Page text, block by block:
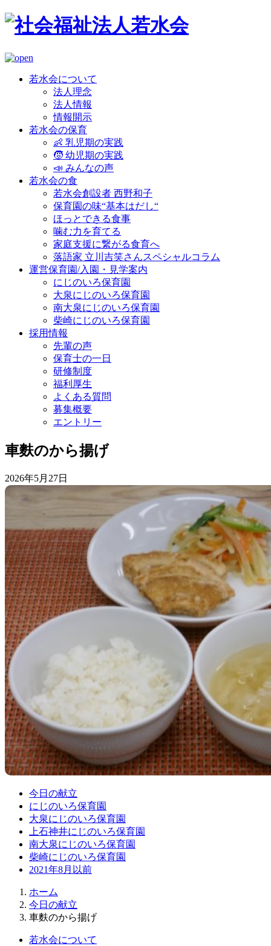
若水会について
法人理念
法人情報
情報開示
若水会の保育
👶 乳児期の実践
🧒 幼児期の実践
📣 みんなの声
若水会の食
若水会創設者 西野和子
保育園の味“基本はだし“
ほっとできる食事
噛む力を育てる
家庭支援に繋がる食育へ
落語家 立川吉笑さんスペシャルコラム
運営保育園/入園・見学案内
にじのいろ保育園
大泉にじのいろ保育園
南大泉にじのいろ保育園
柴崎にじのいろ保育園
採用情報
先輩の声
保育士の一日
研修制度
福利厚生
よくある質問
募集概要
エントリー
車麩のから揚げ
2026年5月27日
今日の献立
にじのいろ保育園
大泉にじのいろ保育園
上石神井にじのいろ保育園
南大泉にじのいろ保育園
柴崎にじのいろ保育園
2021年8月以前
ホーム
今日の献立
車麩のから揚げ
若水会について